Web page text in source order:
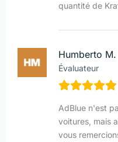
quantité de
Humberto M.
Évaluateur
AdBlue n'est
voitures, mais
vous